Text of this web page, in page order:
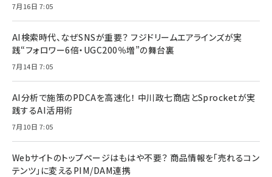
7月16日 7:05
AI検索時代、なぜSNSが重要？ フジドリームエアラインズが実
践“フォロワー6倍・UGC200％増”の舞台裏
7月14日 7:05
AI分析で施策のPDCAを高速化！ 中川政七商店とSprocketが実
践するAI活用術
7月10日 7:05
Webサイトのトップページはもはや不要？ 商品情報を「売れるコン
テンツ」に変えるPIM/DAM連携